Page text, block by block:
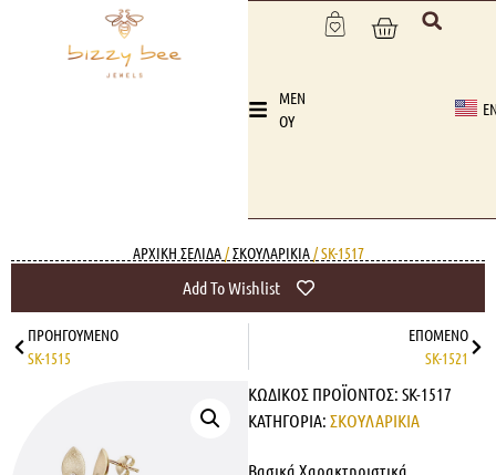
MEN
OY
ΑΡΧΙΚΉ ΣΕΛΊΔΑ/ΣΚΟΥΛΑΡΙΚΙΑ/ SK-1517
Add To Wishlist
ΠΡΟΗΓΟΎΜΕΝΟ
SK-1515
ΕΠΌΜΕΝΟ
SK-1521
ΚΩΔΙΚΌΣ ΠΡΟΪΌΝΤΟΣ: SK-1517
ΚΑΤΗΓΟΡΊΑ: ΣΚΟΥΛΑΡΙΚΙΑ
Βασικά Χαρακτηριστικά